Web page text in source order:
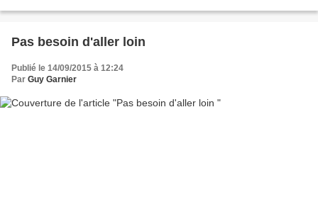
Pas besoin d'aller loin
Publié le 14/09/2015 à 12:24
Par Guy Garnier